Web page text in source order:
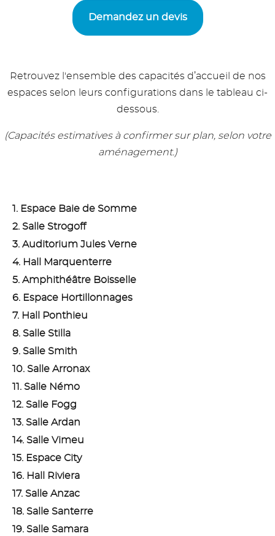
Demandez un devis
Retrouvez l'ensemble des capacités d’accueil de nos
espaces selon leurs configurations dans le tableau ci-
dessous.
(Capacités estimatives à confirmer sur plan, selon votre
aménagement.)
1. Espace Baie de Somme
2. Salle Strogoff
3. Auditorium Jules Verne
4. Hall Marquenterre
5. Amphithéâtre Boisselle
6. Espace Hortillonnages
7. Hall Ponthieu
8. Salle Stilla
9. Salle Smith
10. Salle Arronax
11. Salle Némo
12. Salle Fogg
13. Salle Ardan
14. Salle Vimeu
15. Espace City
16. Hall Riviera
17. Salle Anzac
18. Salle Santerre
19. Salle Samara